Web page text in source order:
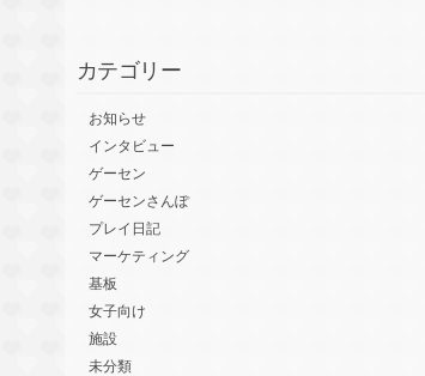
カテゴリー
お知らせ
インタビュー
ゲーセン
ゲーセンさんぽ
プレイ日記
マーケティング
基板
女子向け
施設
未分類